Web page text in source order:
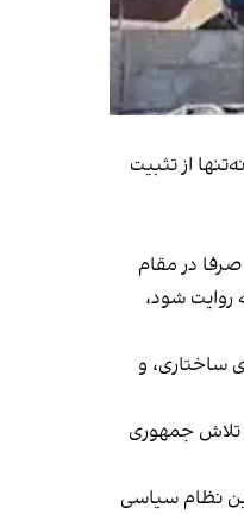
از تثبیت
در مقام
روایت شود،
ساختاری، و
تلاش جمهوری
نظام سیاسی